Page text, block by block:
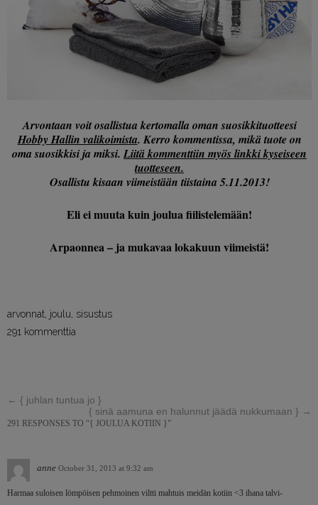
Arvontaan voit osallistua kertomalla oman suosikkituotteesi
Hobby Hallin valikoimista. Kerro kommentissa, mikä tuote on
oma suosikkisi ja miksi.Liitä kommenttiin myös linkki kyseiseen
tuotteseen.
Osallistu kisaan viimeistään tiistaina 5.11.2013!
Eli ei muuta kuin joulua fiilistelemään!
Arpaonnea – ja mukavaa lokakuun viimeistä!
arvonnat joulu sisustus
291 kommenttia
← { juhlan tuntua jo }
{ sinä aamuna en halunnut jäädä nukkumaan } →
291 RESPONSES TO “{ JOULUA KOTIIN }”
anne October 31, 2013 at 9:32 am
Harmaa suloisen lömpöisen pehmoinen viltti mahtuis meidän kotiin <3 ihana talvi-